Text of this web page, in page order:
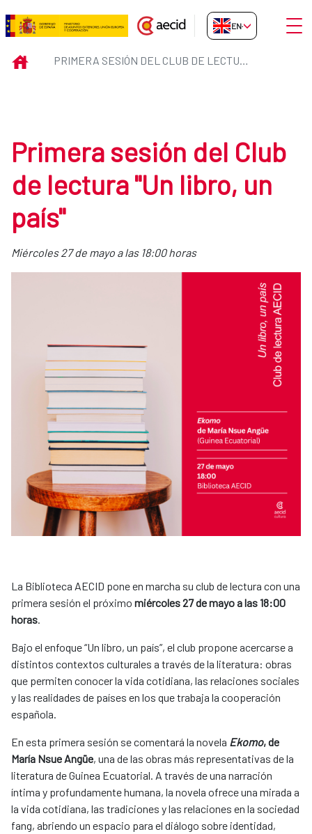
Skip to Main Content
Primera sesión del Club de
EN-GB
INICIO PRIMERA SESIÓN DEL CLUB DE LECTURA "UN LIBRO, UN PAÍS"
Primera sesión del Club
de lectura "Un libro, un
país"
Miércoles 27 de mayo a las 18:00 horas
La Biblioteca AECID pone en marcha su club de lectura con una
primera sesión el próximo miércoles 27 de mayo a las 18:00
horas
Bajo el enfoque “Un libro, un país”, el club propone acercarse a
distintos contextos culturales a través de la literatura: obras
que permiten conocer la vida cotidiana, las relaciones sociales
y las realidades de países en los que trabaja la cooperación
española.
En esta primera sesión se comentará la novela Ekomo, de
María Nsue Angüe, una de las obras más representativas de la
literatura de Guinea Ecuatorial. A través de una narración
íntima y profundamente humana, la novela ofrece una mirada a
la vida cotidiana, las tradiciones y las relaciones en la sociedad
fang, abriendo un espacio para el diálogo sobre identidad,